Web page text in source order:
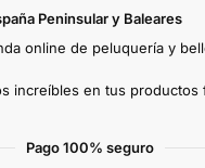
Peninsular y Baleares
online de peluquería y
increíbles en tus productos
Pago 100% seguro